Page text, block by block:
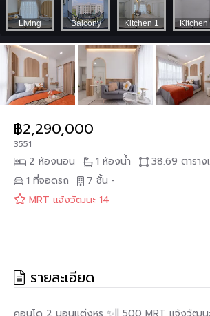
฿2,290,000
3551
2 ห้องนอน 1 ห้องน้ำ
38.69 ตาราง
1 ที่จอดรถ
7 ชั้น -
MRT แจ้งวัฒนะ 14
รายละเอียด